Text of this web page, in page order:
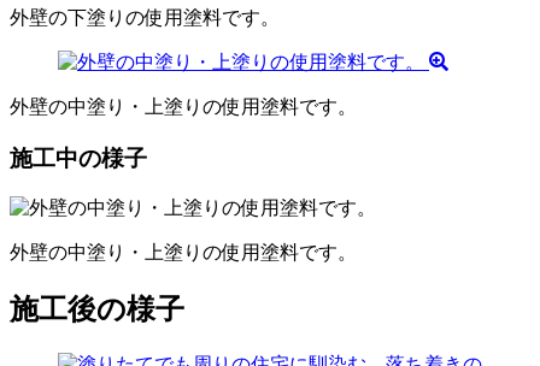
外壁の下塗りの使用塗料です。
外壁の中塗り・上塗りの使用塗料です。
施工中の様子
外壁の中塗り・上塗りの使用塗料です。
施工後の様子